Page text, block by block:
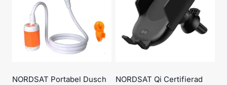
NORDSAT Portabel Dusch
NORDSAT Qi Certifierad